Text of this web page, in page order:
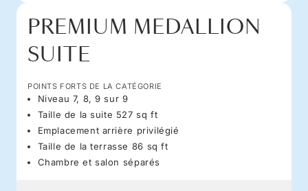
PREMIUM MEDALLION
SUITE
POINTS FORTS DE LA CATÉGORIE
Niveau 7, 8, 9 sur 9
Taille de la suite 527 sq ft
Emplacement arrière privilégié
Taille de la terrasse 86 sq ft
Chambre et salon séparés